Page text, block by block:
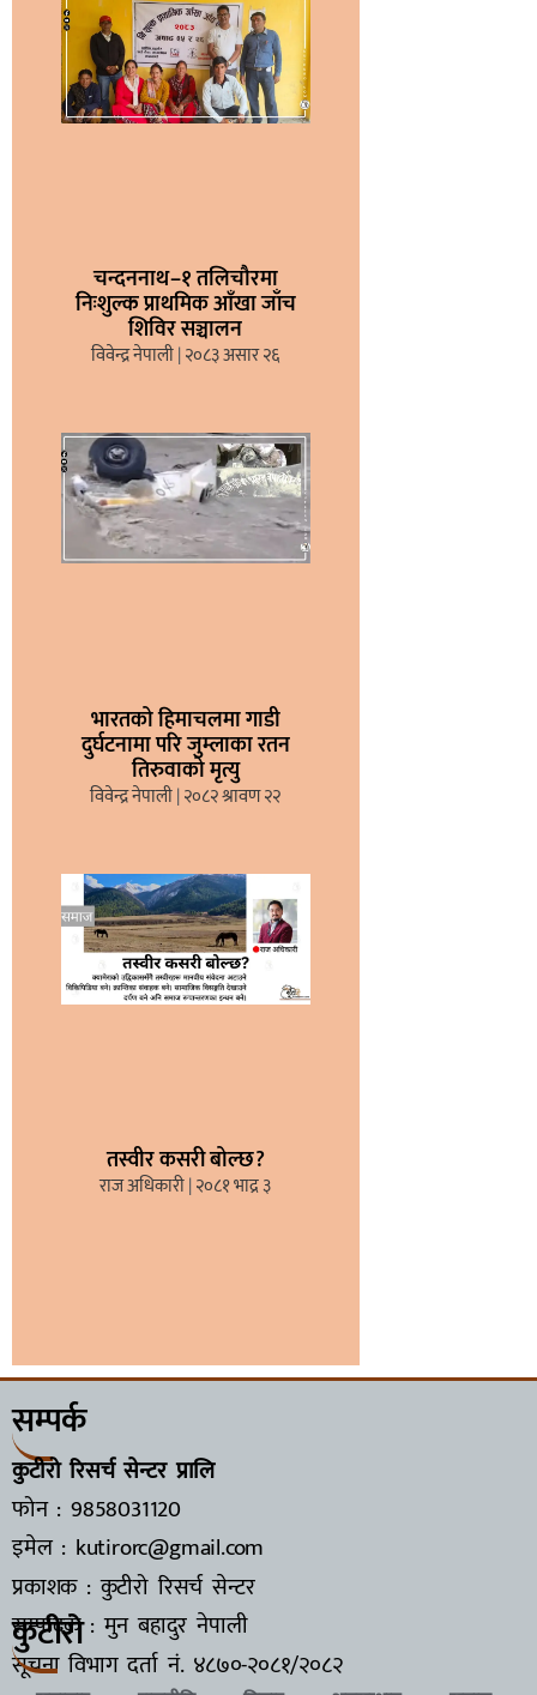
चन्दननाथ–१ तलिचौरमा
निःशुल्क प्राथमिक आँखा जाँच
शिविर सञ्चालन
विवेन्द्र नेपाली २०८३ असार २६
भारतको हिमाचलमा गाडी
दुर्घटनामा परि जुम्लाका रतन
तिरुवाको मृत्यु
विवेन्द्र नेपाली २०८२ श्रावण २२
तस्वीर कसरी बोल्छ?
राज अधिकारी २०८१ भाद्र ३
सम्पर्क
कुटीरो रिसर्च सेन्टर प्रालि
फोन : 9858031120
इमेल : kutirorc@gmail.com
प्रकाशक : कुटीरो रिसर्च सेन्टर
सम्पादक : मुन बहादुर नेपाली
सूचना विभाग दर्ता नं. ४८७०-२०८१/२०८२
कुटीरो